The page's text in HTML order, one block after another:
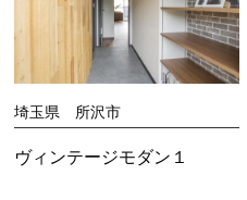
埼玉県 所沢市
ヴィンテージモダン１